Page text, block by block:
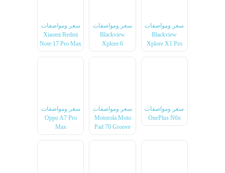
سعر ومواصفات
Blackview
Xplore X1 Pro
سعر ومواصفات
Blackview
Xplore 6
سعر ومواصفات
Xiaomi Redmi
Note 17 Pro Max
سعر ومواصفات
OnePlus N6x
سعر ومواصفات
Motorola Moto
Pad 70 Groove
سعر ومواصفات
Oppo A7 Pro
Max